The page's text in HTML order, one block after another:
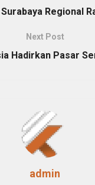
Regional
Next Post
Hadirkan Pasar
admin